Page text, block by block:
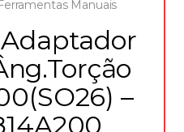
Manuais
Adaptador
–